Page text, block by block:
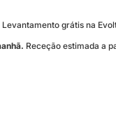
Levantamento grátis na
Receção estimada a